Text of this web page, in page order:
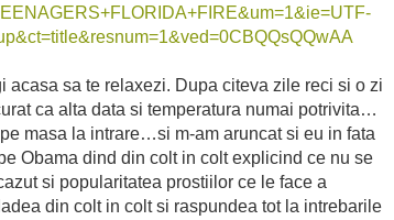
sa te relaxezi. Dupa citeva zile reci si o zi
ca alta data si temperatura numai potrivita…
masa la intrare…si m-am aruncat si eu in fata
Obama dind din colt in colt explicind ce nu se
si popularitatea prostiilor ce le face a
din colt in colt si raspundea tot la intrebarile